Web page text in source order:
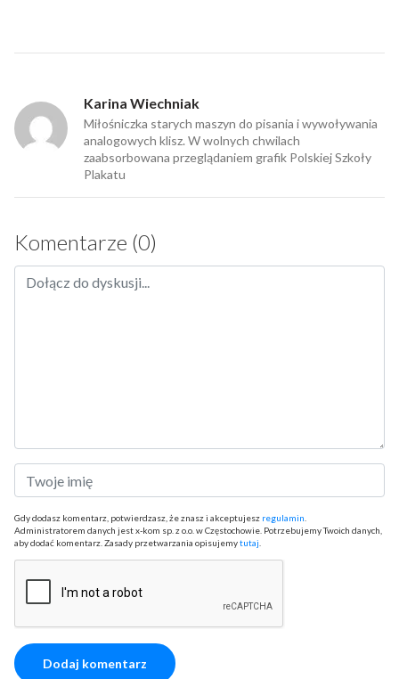
Karina Wiechniak
Miłośniczka starych maszyn do pisania i wywoływania
analogowych klisz. W wolnych chwilach
zaabsorbowana przeglądaniem grafik Polskiej Szkoły
Plakatu
Komentarze (0)
Gdy dodasz komentarz, potwierdzasz, że znasz i akceptujesz regulamin
Administratorem danych jest x-kom sp. z o.o. w Częstochowie. Potrzebujemy Twoich danych,
aby dodać komentarz. Zasady przetwarzania opisujemytutaj